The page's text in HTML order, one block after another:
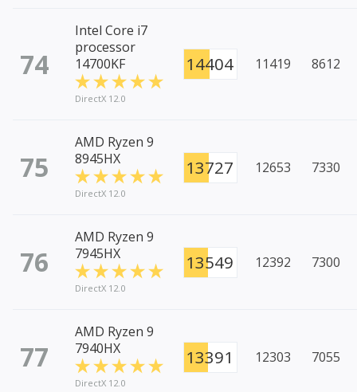
74
Intel Core i7
processor
14700KF
DirectX 12.0
14404 11419 8612
75
AMD Ryzen 9
8945HX
DirectX 12.0
13727 12653 7330
76
AMD Ryzen 9
7945HX
DirectX 12.0
13549 12392 7300
77
AMD Ryzen 9
7940HX
DirectX 12.0
13391 12303 7055